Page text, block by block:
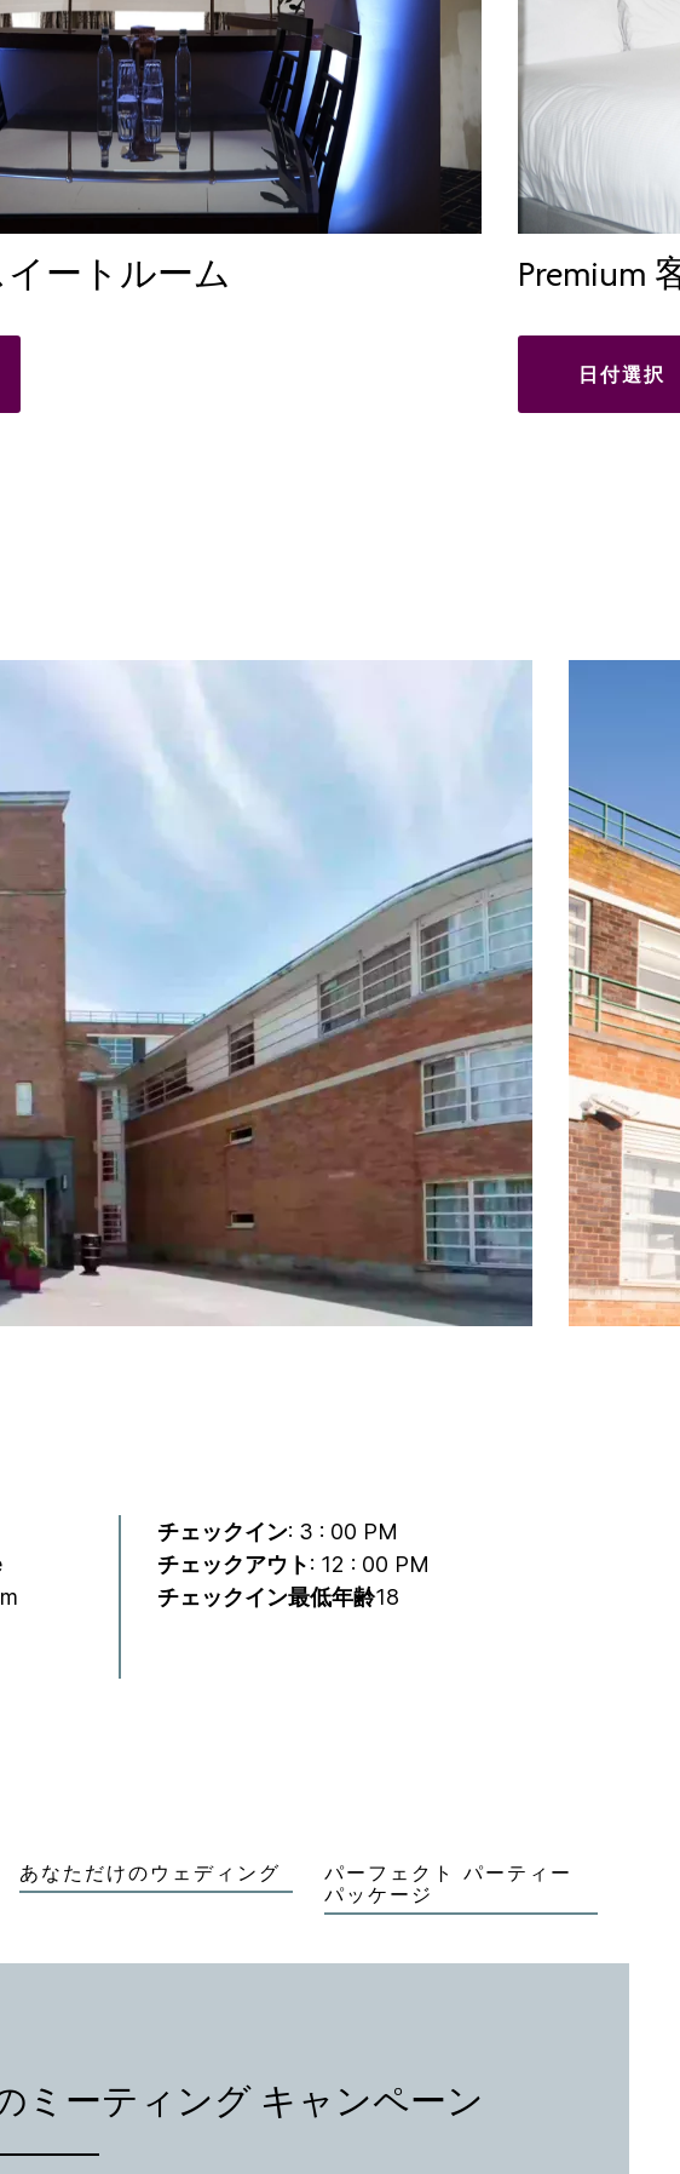
ートルーム Premium
日付選択
チェックイン: 3 : 00 PM
チェックアウト: 12 : 00 PM
チェックイン最低年齢18
あなただけのウェディング
パーフェクト パーティー
パッケージ
ミーティング キャンペーン